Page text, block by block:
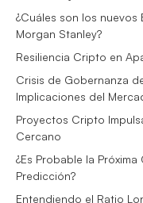
¿Cuáles son los nuevos
Morgan Stanley?
Resiliencia Cripto en
Crisis de Gobernanza
Implicaciones del
Proyectos Cripto
Cercano
¿Es Probable la
Predicción?
Entendiendo el Ratio